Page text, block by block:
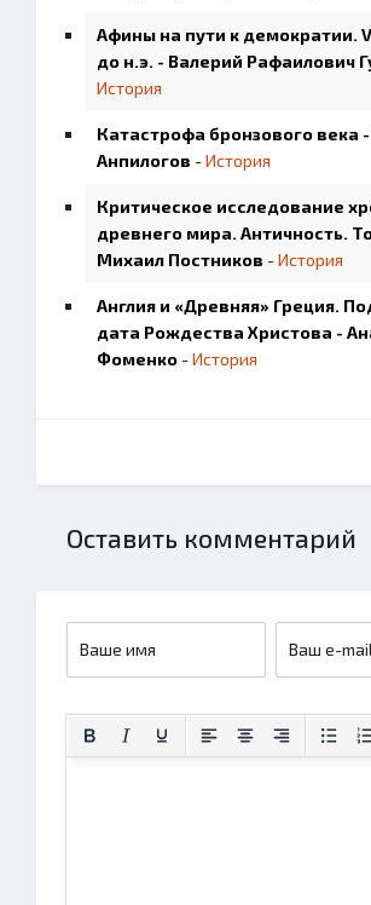
Афины на пути к демократии.
до н.э. - Валерий Рафаилович
История
Катастрофа бронзового века
Анпилогов -История
Критическое исследование
древнего мира. Античность.
Михаил Постников -История
Англия и «Древняя» Греция.
дата Рождества Христова -
Фоменко -История
Оставить комментарий